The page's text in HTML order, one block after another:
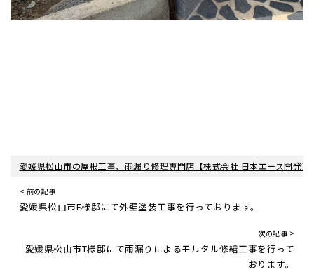
愛媛県松山市の屋根工事、雨漏り修理専門店【株式会社 日本エース開発】
< 前の記事
愛媛県松山市F様邸にて外壁塗装工事を行っております。
次の記事 >
愛媛県松山市T様邸にて雨漏りによるモルタル修繕工事を行って
おります。